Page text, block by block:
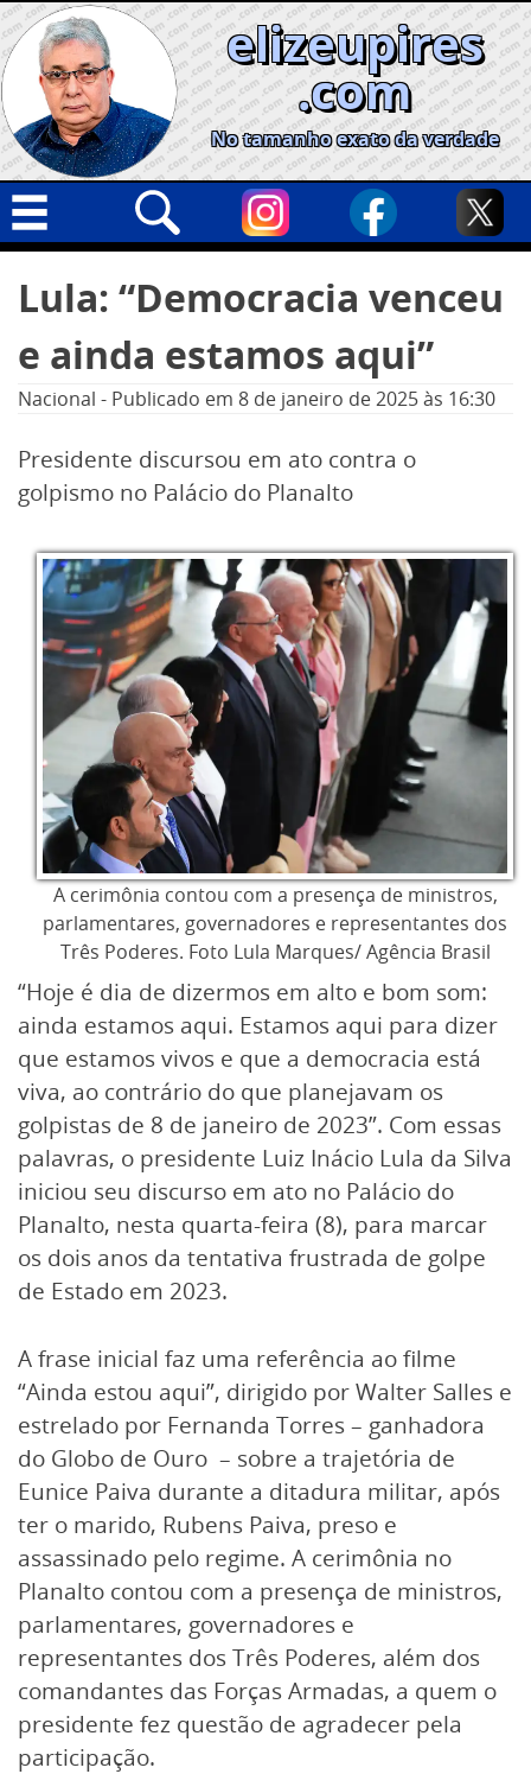
Skip
to
content
elizeupires
.com
No tamanho exato da verdade
Geral
Cidades
Política
Opinião
por:
Lula: “Democracia venceu
e ainda estamos aqui”
Nacional - Publicado em 8 de janeiro de 2025às 16:30
Presidente discursou em ato contra o
golpismo no Palácio do Planalto
A cerimônia contou com a presença de ministros,
parlamentares, governadores e representantes dos
Três Poderes. Foto Lula Marques/ Agência Brasil
“Hoje é dia de dizermos em alto e bom som:
ainda estamos aqui. Estamos aqui para dizer
que estamos vivos e que a democracia está
viva, ao contrário do que planejavam os
golpistas de 8 de janeiro de 2023”. Com essas
palavras, o presidente Luiz Inácio Lula da Silva
iniciou seu discurso em ato no Palácio do
Planalto, nesta quarta-feira (8), para marcar
os dois anos da tentativa frustrada de golpe
de Estado em 2023.
A frase inicial faz uma referência ao filme
“Ainda estou aqui”, dirigido por Walter Salles e
estrelado por Fernanda Torres – ganhadora
do Globo de Ouro – sobre a trajetória de
Eunice Paiva durante a ditadura militar, após
ter o marido, Rubens Paiva, preso e
assassinado pelo regime. A cerimônia no
Planalto contou com a presença de ministros,
parlamentares, governadores e
representantes dos Três Poderes, além dos
comandantes das Forças Armadas, a quem o
presidente fez questão de agradecer pela
participação.